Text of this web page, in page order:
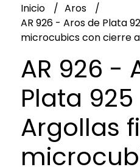
Inicio
Aros
AR 926 - Aros de Plata
microcubics con cierre
AR 926 -
Plata
Argollas